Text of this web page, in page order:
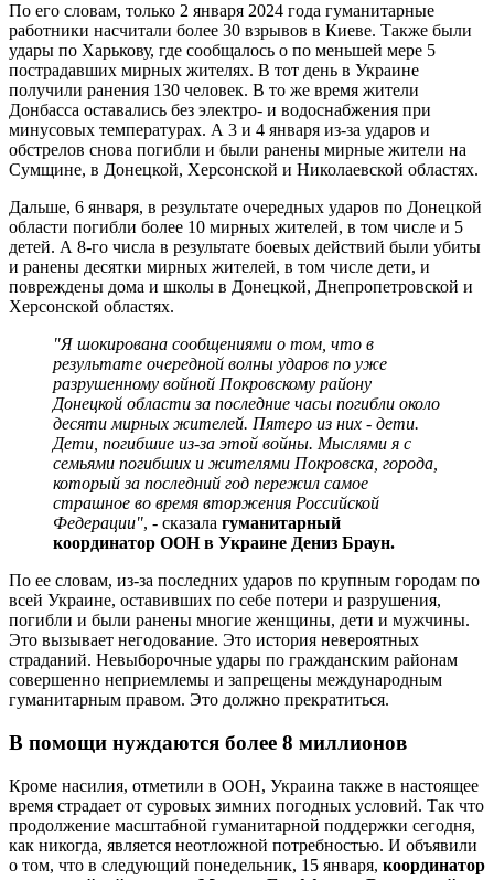
По его словам, только 2 января 2024 года гуманитарные
работники насчитали более 30 взрывов в Киеве. Также были
удары по Харькову, где сообщалось о по меньшей мере 5
пострадавших мирных жителях. В тот день в Украине
получили ранения 130 человек. В то же время жители
Донбасса оставались без электро- и водоснабжения при
минусовых температурах. А 3 и 4 января из-за ударов и
обстрелов снова погибли и были ранены мирные жители на
Сумщине, в Донецкой, Херсонской и Николаевской областях.
Дальше, 6 января, в результате очередных ударов по Донецкой
области погибли более 10 мирных жителей, в том числе и 5
детей. А 8-го числа в результате боевых действий были убиты
и ранены десятки мирных жителей, в том числе дети, и
повреждены дома и школы в Донецкой, Днепропетровской и
Херсонской областях.
"Я шокирована сообщениями о том, что в
результате очередной волны ударов по уже
разрушенному войной Покровскому району
Донецкой области за последние часы погибли около
десяти мирных жителей. Пятеро из них - дети.
Дети, погибшие из-за этой войны. Мыслями я с
семьями погибших и жителями Покровска, города,
который за последний год пережил самое
страшное во время вторжения Российской
Федерации", - сказала гуманитарный
координатор ООН в Украине Дениз Браун.
По ее словам, из-за последних ударов по крупным городам по
всей Украине, оставивших по себе потери и разрушения,
погибли и были ранены многие женщины, дети и мужчины.
Это вызывает негодование. Это история невероятных
страданий. Невыборочные удары по гражданским районам
совершенно неприемлемы и запрещены международным
гуманитарным правом. Это должно прекратиться.
В помощи нуждаются более 8 миллионов
Кроме насилия, отметили в ООН, Украина также в настоящее
время страдает от суровых зимних погодных условий. Так что
продолжение масштабной гуманитарной поддержки сегодня,
как никогда, является неотложной потребностью. И объявили
о том, что в следующий понедельник, 15 января, координатор